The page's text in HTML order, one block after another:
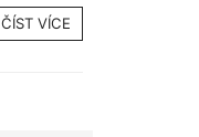
ČÍST VÍCE